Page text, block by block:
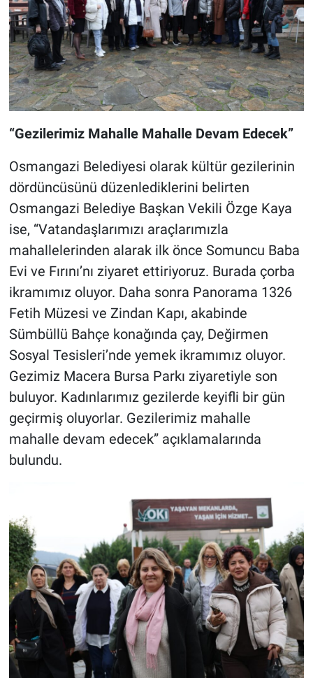
“Gezilerimiz Mahalle Mahalle Devam Edecek”
Osmangazi Belediyesi olarak kültür gezilerinin
dördüncüsünü düzenlediklerini belirten
Osmangazi Belediye Başkan Vekili Özge Kaya
ise, “Vatandaşlarımızı araçlarımızla
mahallelerinden alarak ilk önce Somuncu Baba
Evi ve Fırını’nı ziyaret ettiriyoruz. Burada çorba
ikramımız oluyor. Daha sonra Panorama 1326
Fetih Müzesi ve Zindan Kapı, akabinde
Sümbüllü Bahçe konağında çay, Değirmen
Sosyal Tesisleri’nde yemek ikramımız oluyor.
Gezimiz Macera Bursa Parkı ziyaretiyle son
buluyor. Kadınlarımız gezilerde keyifli bir gün
geçirmiş oluyorlar. Gezilerimiz mahalle
mahalle devam edecek” açıklamalarında
bulundu.